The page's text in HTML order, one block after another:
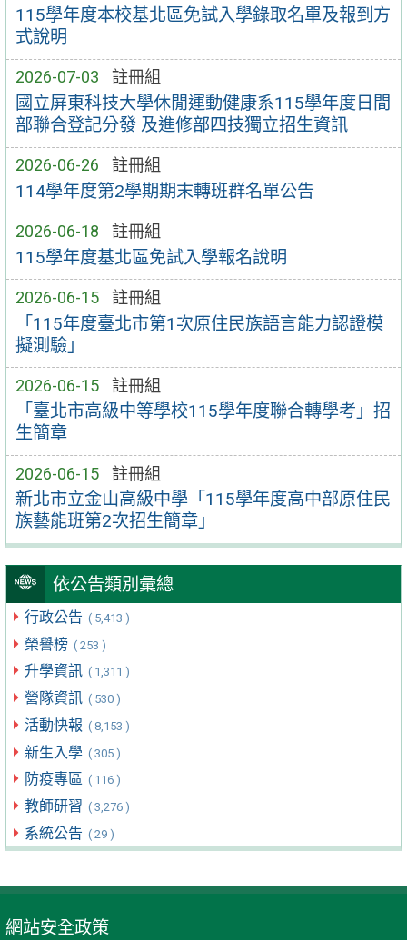
115學年度本校基北區免試入學錄取名單及報到方
式說明
2026-07-03 註冊組
國立屏東科技大學休閒運動健康系115學年度日間
部聯合登記分發 及進修部四技獨立招生資訊
2026-06-26 註冊組
114學年度第2學期期末轉班群名單公告
2026-06-18 註冊組
115學年度基北區免試入學報名說明
2026-06-15 註冊組
「115年度臺北市第1次原住民族語言能力認證模
擬測驗」
2026-06-15 註冊組
「臺北市高級中等學校115學年度聯合轉學考」招
生簡章
2026-06-15 註冊組
新北市立金山高級中學「115學年度高中部原住民
族藝能班第2次招生簡章」
依公告類別彙總
行政公告 ( 5,413 )
榮譽榜 ( 253 )
升學資訊 ( 1,311 )
營隊資訊 ( 530 )
活動快報 ( 8,153 )
新生入學 ( 305 )
防疫專區 ( 116 )
教師研習 ( 3,276 )
系統公告 ( 29 )
網站安全政策